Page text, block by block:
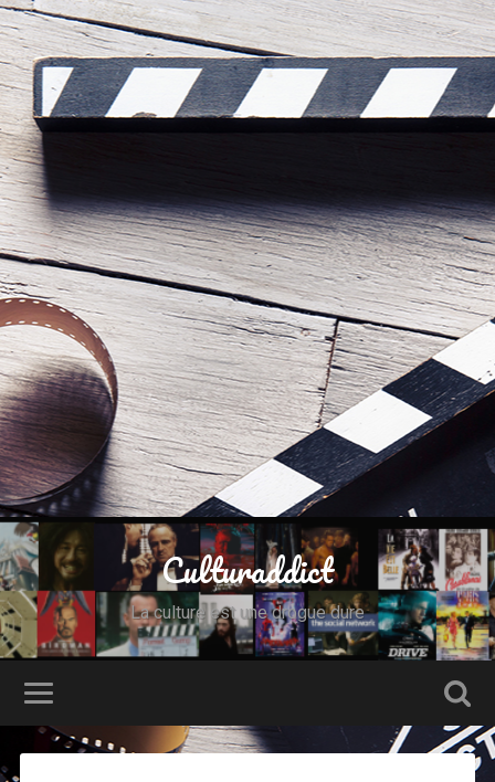
Culturaddict
La culture est une drogue dure